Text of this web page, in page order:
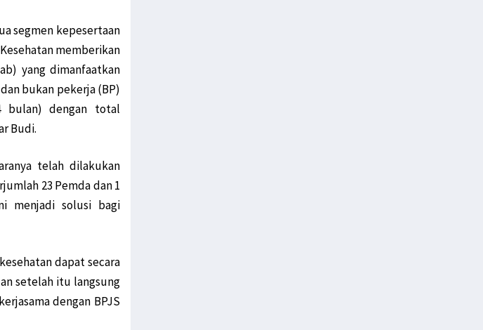
segmen kepesertaan
memberikan
yang dimanfaatkan
bukan pekerja (BP)
bulan) dengan total
Budi.
telah dilakukan
23 Pemda dan 1
menjadi solusi bagi
dapat secara
setelah itu langsung
dengan BPJS